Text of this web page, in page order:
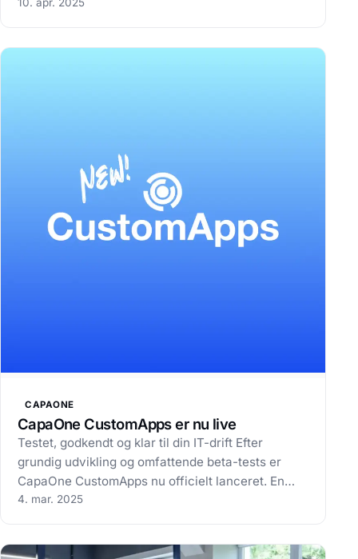
ansvar for virksomhedens it-sikkerhed og
CAPAONE
CapaOne CustomApps er nu live
Testet, godkendt og klar til din IT-drift Efter
grundig udvikling og omfattende beta-tests er
CapaOne CustomApps nu officielt lanceret. En
effektiv, brugervenlig og innovativ løsning, der gør
4. mar. 2025